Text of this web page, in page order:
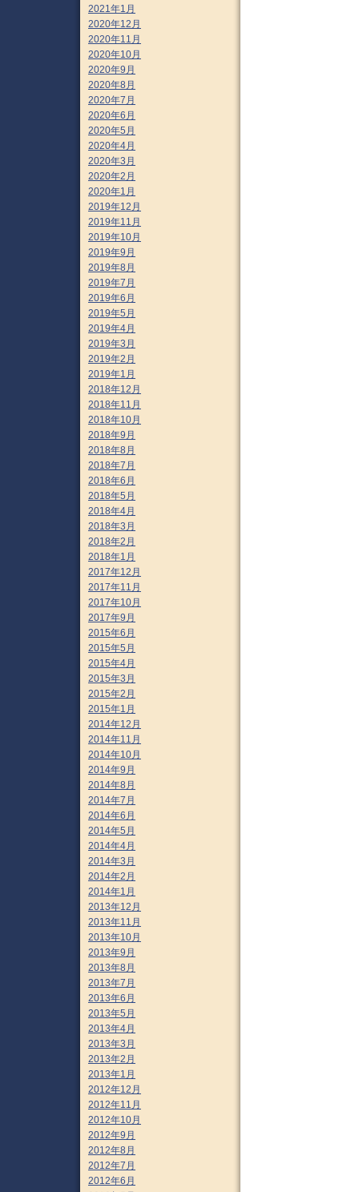
2021年1月
2020年12月
2020年11月
2020年10月
2020年9月
2020年8月
2020年7月
2020年6月
2020年5月
2020年4月
2020年3月
2020年2月
2020年1月
2019年12月
2019年11月
2019年10月
2019年9月
2019年8月
2019年7月
2019年6月
2019年5月
2019年4月
2019年3月
2019年2月
2019年1月
2018年12月
2018年11月
2018年10月
2018年9月
2018年8月
2018年7月
2018年6月
2018年5月
2018年4月
2018年3月
2018年2月
2018年1月
2017年12月
2017年11月
2017年10月
2017年9月
2015年6月
2015年5月
2015年4月
2015年3月
2015年2月
2015年1月
2014年12月
2014年11月
2014年10月
2014年9月
2014年8月
2014年7月
2014年6月
2014年5月
2014年4月
2014年3月
2014年2月
2014年1月
2013年12月
2013年11月
2013年10月
2013年9月
2013年8月
2013年7月
2013年6月
2013年5月
2013年4月
2013年3月
2013年2月
2013年1月
2012年12月
2012年11月
2012年10月
2012年9月
2012年8月
2012年7月
2012年6月